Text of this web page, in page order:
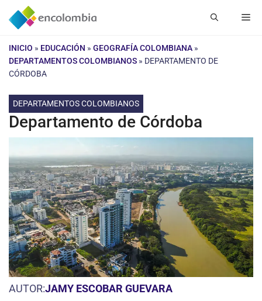
Saltar
INICIO » EDUCACIÓN » GEOGRAFÍA COLOMBIANA »
DEPARTAMENTOS COLOMBIANOS » DEPARTAMENTO DE
CÓRDOBA
DEPARTAMENTOS COLOMBIANOS
Departamento de Córdoba
AUTOR:JAMY ESCOBAR GUEVARA